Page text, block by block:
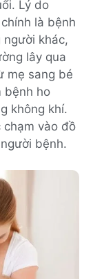
Lý do
là bệnh
khác,
lây qua
mẹ sang bé
bệnh ho
không khí.
chạm vào đồ
bệnh.